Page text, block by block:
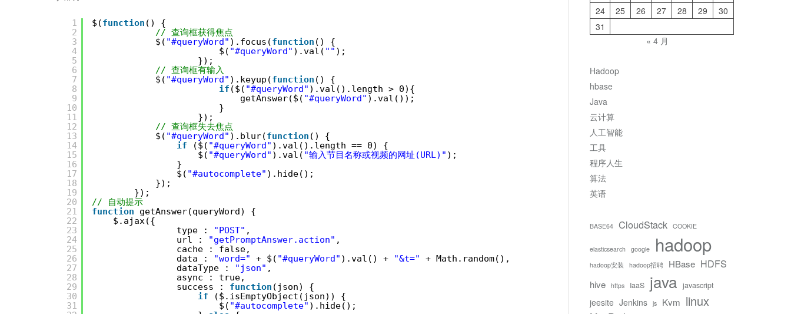
1
2
3
4
5
6
7
8
9
10
11
12
13
14
15
16
17
18
19
20
21
22
23
24
25
26
27
28
29
30
31
$(function () {
// 查询框获得焦点
$( "#queryWord" ).focus(function () {
$( "#queryWord" ).val( "" );
});
// 查询框有输入
$( "#queryWord" ).keyup(function () {
if ($( "#queryWord" ).val().length > 0){
getAnswer($( "#queryWord" ).val());
}
});
// 查询框失去焦点
$( "#queryWord" ).blur(function () {
if
($( "#queryWord" ).val().length == 0) {
$( "#queryWord" ).val( "输入节目名称或视频的网址(URL)" );
}
$( "#autocomplete" ).hide();
});
});
// 自动提示
function
getAnswer(queryWord) {
$.ajax({
type :
"POST" ,
url :
"getPromptAnswer.action" ,
cache : false,
data :
"word=" + $( "#queryWord" ).val() + "&t="
+ Math.random(),
dataType :
"json" ,
async : true,
success : function (json) {
if
($.isEmptyObject(json)) {
$( "#autocomplete" ).hide();
24
25 26 27 28 29
30
31
« 4 月
Hadoop
hbase
Java
云计算
人工智能
工具
程序人生
算法
英语
BASE64 CloudStack COOKIE
elasticsearch google hadoop
hadoop安装 hadoop招聘 HBase HDFS
hive https IaaS java javascript
jeesite Jenkins js Kvm linux